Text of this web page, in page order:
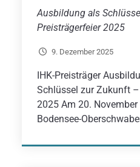
Ausbildung als
Preisträgerfeier 2025
9. Dezember 2025
IHK-Preisträger
Schlüssel zur Zukunft
2025 Am 20.
Bodensee-